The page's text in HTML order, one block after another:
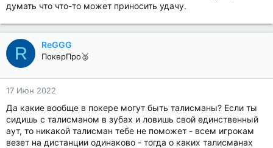
думать что что-то может приносить удачу.
R ReGGG
ПокерПро🥈
17 Июн 2022
Да какие вообще в покере могут быть талисманы? Если ты
сидишь с талисманом в зубах и ловишь свой единственный
аут, то никакой талисман тебе не поможет - всем игрокам
везет на дистанции одинаково - тогда о каких талисманах